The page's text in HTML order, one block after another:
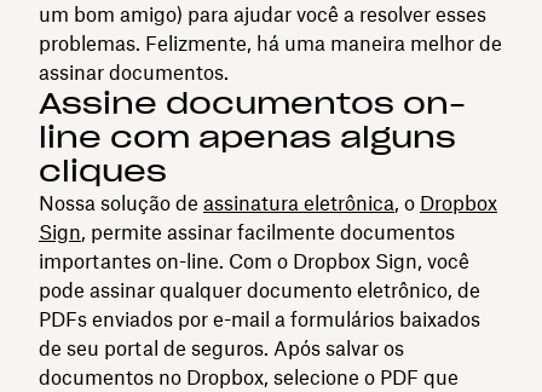
um bom amigo) para ajudar você a resolver esses
problemas. Felizmente, há uma maneira melhor de
assinar documentos.
Assine documentos on-
line com apenas alguns
cliques
Nossa solução de assinatura eletrônica, o Dropbox
Sign, permite assinar facilmente documentos
importantes on-line. Com o Dropbox Sign, você
pode assinar qualquer documento eletrônico, de
PDFs enviados por e-mail a formulários baixados
de seu portal de seguros. Após salvar os
documentos no Dropbox, selecione o PDF que